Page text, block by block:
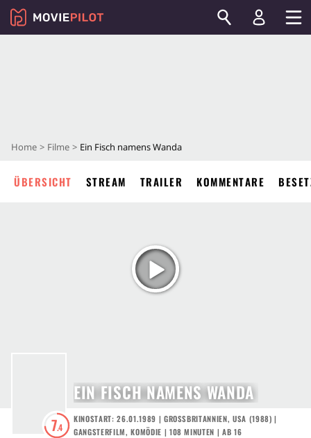
Home Filme Ein Fisch namens Wanda
ÜBERSICHT STREAM TRAILER KOMMENTARE
7.4
EIN FISCH NAMENS WANDA
KINOSTART: 26.01.1989 | GROSSBRITANNIEN ,USA (1988) |
GANGSTERFILM,KOMÖDIE | 108 MINUTEN |AB 16